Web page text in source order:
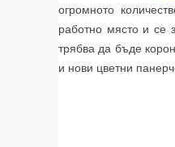
огромното
работно място и се
трябва да бъде
и нови цветни